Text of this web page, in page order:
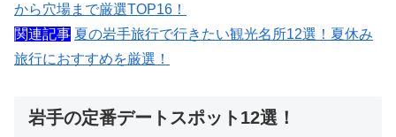
から穴場まで厳選TOP16！
関連記事 夏の岩手旅行で行きたい観光名所12選！夏休み
旅行におすすめを厳選！
岩手の定番デートスポット12選！